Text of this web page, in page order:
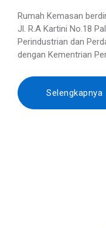
Rumah Kemasan
Jl. R.A Kartini No.18
Perindustrian dan
dengan Kementrian
Selengkapnya